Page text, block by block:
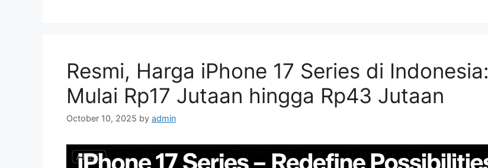
Resmi, Harga iPhone 17 Series di Indonesia:
Mulai Rp17 Jutaan hingga Rp43 Jutaan
October 10, 2025 by admin